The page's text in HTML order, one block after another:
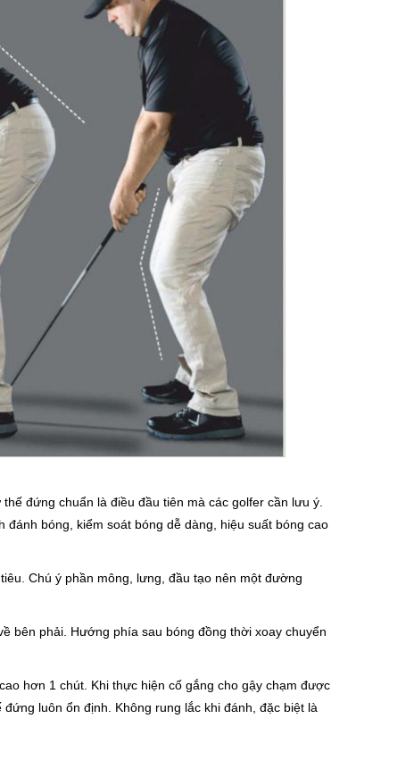
đứng chuẩn là điều đầu tiên mà các golfer cần lưu ý.
bóng, kiểm soát bóng dễ dàng, hiệu suất bóng cao
Chú ý phần mông, lưng, đầu tạo nên một đường
bên phải. Hướng phía sau bóng đồng thời xoay chuyển
hơn 1 chút. Khi thực hiện cố gắng cho gậy chạm được
luôn ổn định. Không rung lắc khi đánh, đặc biệt là